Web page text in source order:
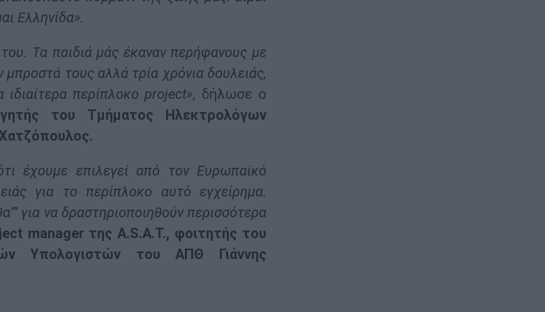
Ελληνίδα».
Τα παιδιά μάς έκαναν περήφανους με
τους αλλά τρία χρόνια δουλειάς,
περίπλοκο project», δήλωσε ο
του Τμήματος Ηλεκτρολόγων
έχουμε επιλεγεί από τον Ευρωπαϊκό
για το περίπλοκο αυτό εγχείρημα.
για να δραστηριοποιηθούν περισσότερα
manager της A.S.A.T., φοιτητής του
Υπολογιστών του ΑΠΘ Γιάννης